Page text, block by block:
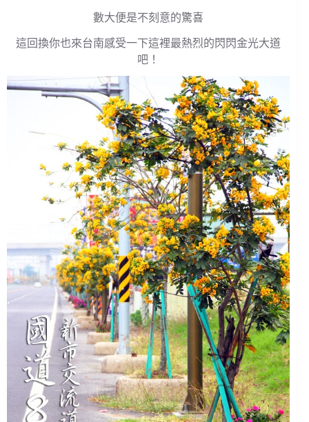
數大便是不刻意的驚喜
這回換你也來台南感受一下這裡最熱烈的閃閃金光大道
吧！